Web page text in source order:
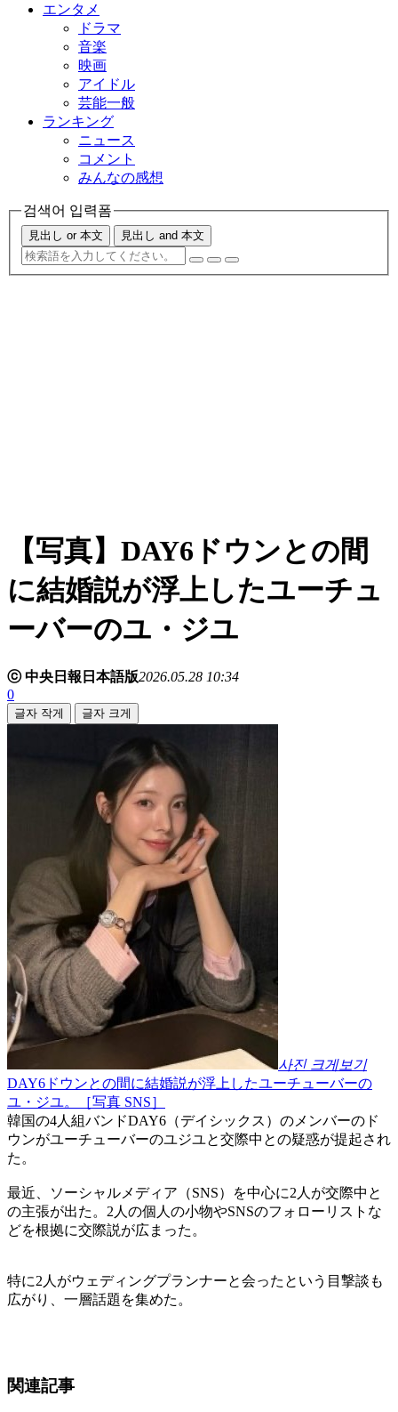
エンタメ
ドラマ
音楽
映画
アイドル
芸能一般
ランキング
ニュース
コメント
みんなの感想
검색어 입력폼
見出し or 本文 見出し and 本文
【写真】DAY6ドウンとの間
に結婚説が浮上したユーチュ
ーバーのユ・ジユ
ⓒ 中央日報日本語版2026.05.28 10:34
0
글자 작게 글자 크게
사진 크게보기
DAY6ドウンとの間に結婚説が浮上したユーチューバーの
ユ・ジユ。［写真 SNS］
韓国の4人組バンドDAY6（デイシックス）のメンバーのド
ウンがユーチューバーのユジユと交際中との疑惑が提起され
た。
最近、ソーシャルメディア（SNS）を中心に2人が交際中と
の主張が出た。2人の個人の小物やSNSのフォローリストな
どを根拠に交際説が広まった。
特に2人がウェディングプランナーと会ったという目撃談も
広がり、一層話題を集めた。
関連記事